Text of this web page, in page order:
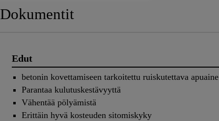
Dokumentit
Edut
betonin kovettamiseen tarkoitettu ruiskutettava apuaine
Parantaa kulutuskestävyyttä
Vähentää pölyämistä
Erittäin hyvä kosteuden sitomiskyky